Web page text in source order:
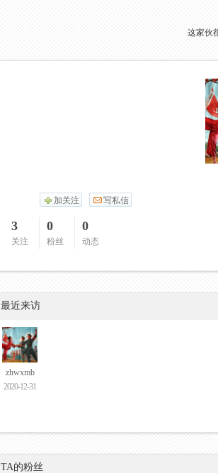
这家伙
加关注 写私信
3
关注
0
粉丝
0
动态
最近来访
zhwxmb
2020-12-31
TA的粉丝